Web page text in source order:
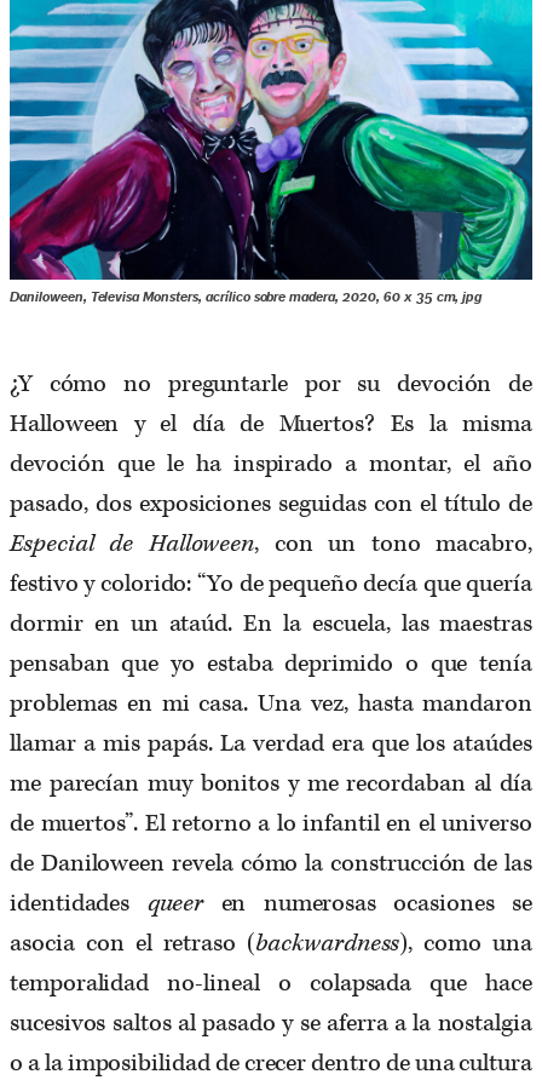
Daniloween, Televisa Monsters, acrílico sobre madera, 2020, 60 x 35 cm, jpg
¿Y cómo no preguntarle por su devoción de
Halloween y el día de Muertos? Es la misma
devoción que le ha inspirado a montar, el año
pasado, dos exposiciones seguidas con el título de
Especial de Halloween, con un tono macabro,
festivo y colorido: “Yo de pequeño decía que quería
dormir en un ataúd. En la escuela, las maestras
pensaban que yo estaba deprimido o que tenía
problemas en mi casa. Una vez, hasta mandaron
llamar a mis papás. La verdad era que los ataúdes
me parecían muy bonitos y me recordaban al día
de muertos”. El retorno a lo infantil en el universo
de Daniloween revela cómo la construcción de las
identidades queeren numerosas ocasiones se
asocia con el retraso (backwardness), como una
temporalidad no-lineal o colapsada que hace
sucesivos saltos al pasado y se aferra a la nostalgia
o a la imposibilidad de crecer dentro de una cultura